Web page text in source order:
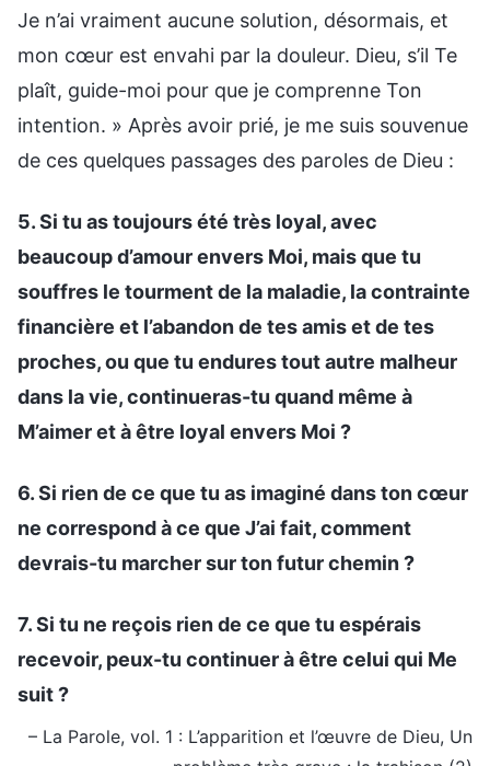
Je n’ai vraiment aucune solution, désormais, et
mon cœur est envahi par la douleur. Dieu, s’il Te
plaît, guide-moi pour que je comprenne Ton
intention. » Après avoir prié, je me suis souvenue
de ces quelques passages des paroles de Dieu :
5. Si tu as toujours été très loyal, avec
beaucoup d’amour envers Moi, mais que tu
souffres le tourment de la maladie, la contrainte
financière et l’abandon de tes amis et de tes
proches, ou que tu endures tout autre malheur
dans la vie, continueras-tu quand même à
M’aimer et à être loyal envers Moi ?
6. Si rien de ce que tu as imaginé dans ton cœur
ne correspond à ce que J’ai fait, comment
devrais-tu marcher sur ton futur chemin ?
7. Si tu ne reçois rien de ce que tu espérais
recevoir, peux-tu continuer à être celui qui Me
suit ?
– La Parole, vol. 1 : L’apparition et l’œuvre de Dieu, Un